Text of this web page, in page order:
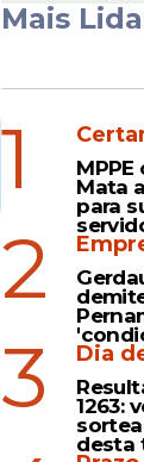
Mais
1
Mata
para
2
3 Dia
1263:
desta